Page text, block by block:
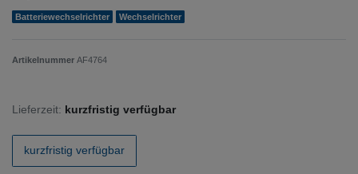
Batteriewechselrichter Wechselrichter
Artikelnummer AF4764
Lieferzeit: kurzfristig verfügbar
kurzfristig verfügbar